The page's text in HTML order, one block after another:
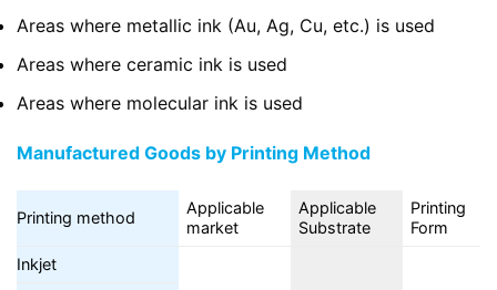
Areas where metallic ink (Au, Ag, Cu, etc.) is used
Areas where ceramic ink is used
Areas where molecular ink is used
Manufactured Goods by Printing Method
Printing method
Applicable
market
Applicable
Substrate
Printing
Form
Inkjet